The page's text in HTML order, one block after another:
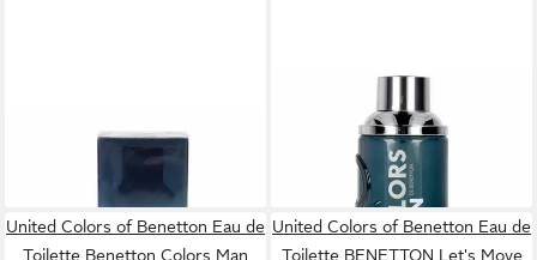
BENETTONEau de Toilette
BENETTON Vereinigte
Träume Träume zusammen
für ihn EDT
(270,30 €/ 1 l)
UNITED COLORS OF
BENETTONEau de Toilette
Benetton Colors Man Black
Eau de Toilette Spray
(252,50 €/ 1 l)
United Colors of Benetton Eau de
Toilette Benetton Colors Man
United Colors of Benetton Eau de
Toilette BENETTON Let's Move